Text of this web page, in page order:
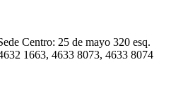
Centro: 25 de mayo 320 esq.
1663, 4633 8073, 4633 8074